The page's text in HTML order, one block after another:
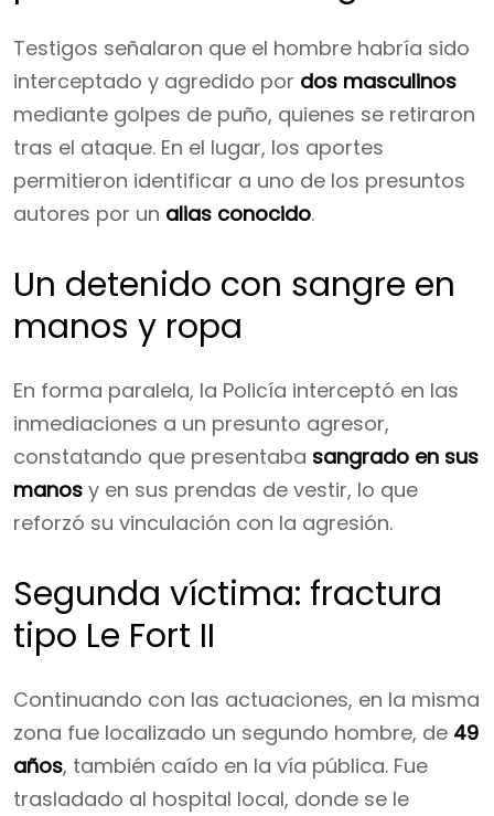
Testigos señalaron que el hombre habría sido
interceptado y agredido por dos masculinos
mediante golpes de puño, quienes se retiraron
tras el ataque. En el lugar, los aportes
permitieron identificar a uno de los presuntos
autores por un alias conocido.
Un detenido con sangre en
manos y ropa
En forma paralela, la Policía interceptó en las
inmediaciones a un presunto agresor,
constatando que presentaba sangrado en sus
manos y en sus prendas de vestir, lo que
reforzó su vinculación con la agresión.
Segunda víctima: fractura
tipo Le Fort II
Continuando con las actuaciones, en la misma
zona fue localizado un segundo hombre, de 49
años, también caído en la vía pública. Fue
trasladado al hospital local, donde se le